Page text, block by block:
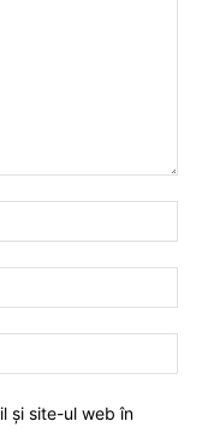
și site-ul web în